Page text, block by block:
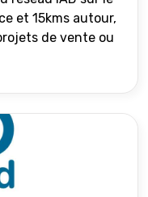
et 15kms autour,
de vente ou